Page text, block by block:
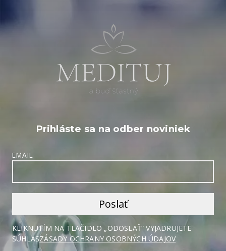
Prihláste sa na odber noviniek
EMAIL
KLIKNUTÍM NA TLAČIDLO „ODOSLAŤ“ VYJADRUJETE
SÚHLASZÁSADY OCHRANY OSOBNÝCH ÚDAJOV